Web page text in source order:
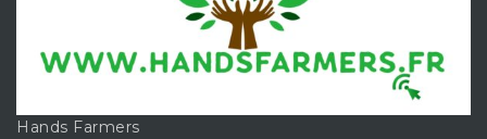
Hands Farmers